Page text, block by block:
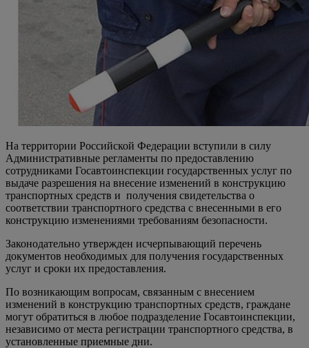
На территории Российской Федерации вступили в силу
Административные регламенты по предоставлению
сотрудниками Госавтоинспекции государственных услуг по
выдаче разрешения на внесение изменений в конструкцию
транспортных средств и получения свидетельства о
соответствии транспортного средства с внесенными в его
конструкцию изменениями требованиям безопасности.
Законодательно утвержден исчерпывающий перечень
документов необходимых для получения государственных
услуг и сроки их предоставления.
По возникающим вопросам, связанным с внесением
изменений в конструкцию транспортных средств, граждане
могут обратиться в любое подразделение Госавтоинспекции,
независимо от места регистрации транспортного средства, в
установленные приемные дни.